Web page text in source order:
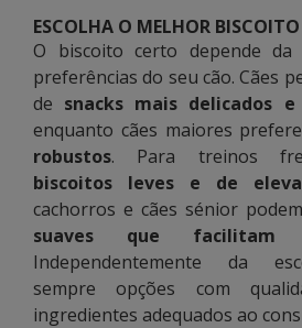
ESCOLHA O MELHOR
O biscoito certo depende da
preferências do seu cão. Cães
de snacks mais delicados
enquanto cães maiores
robustos. Para treinos
biscoitos leves e de
cachorros e cães sénior
suaves que facilitam
Independentemente da
sempre opções com
ingredientes adequados ao